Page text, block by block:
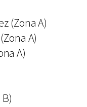
(Zona A)
A)
A)